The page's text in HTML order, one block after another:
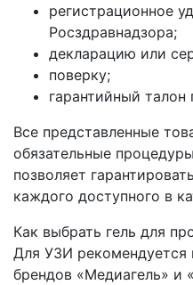
регистрационное
Росздравнадзора;
декларацию или
поверку;
гарантийный талон
Все представленные
обязательные
позволяет
каждого доступного в
Как выбрать гель для
Для УЗИ рекомендуется
брендов «Медиагель» и